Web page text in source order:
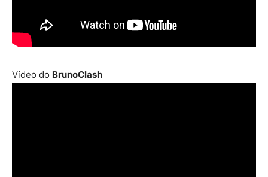
Vídeo do BrunoClash